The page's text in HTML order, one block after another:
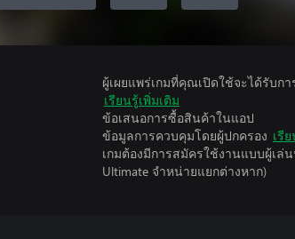
ผู้เผยแพร่เกมที่คุณเปิดใช้จะได้รับ
เรียนรู้เพิ่มเติม
ข้อเสนอการซื้อสินค้าในแอป
ข้อมูลการควบคุมโดยผู้ปกครอง เรี
เกมต้องมีการสมัครใช้งานแบบผู้เล่
Ultimate จําหน่ายแยกต่างหาก)